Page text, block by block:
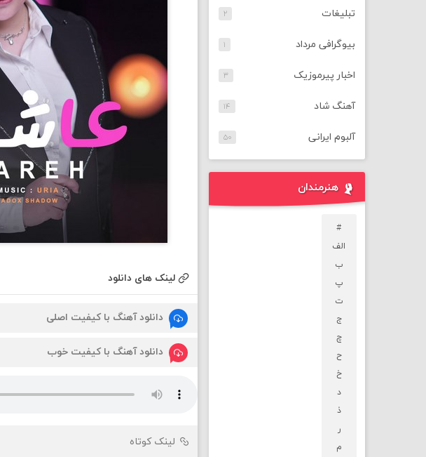
لینک های دانلود
دانلود آهنگ با کیفیت اصلی
دانلود آهنگ با کیفیت خوب
لینک کوتاه
تبلیغات ۲
بیوگرافی مرداد ۱
اخبار پیرموزیک ۳
آهنگ شاد ۱۴
آلبوم ایرانی ۵۰
هنرمندان
#
الف
ب
پ
ت
ج
چ
ح
خ
د
ذ
ر
م